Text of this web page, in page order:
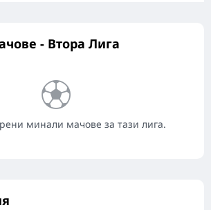
- Втора Лига
минали мачове за тази лига.